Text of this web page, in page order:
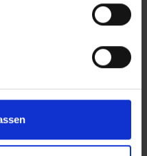
des gebuchten Hotels
Der Betrag ist vor
Kalabrien
anzeigen